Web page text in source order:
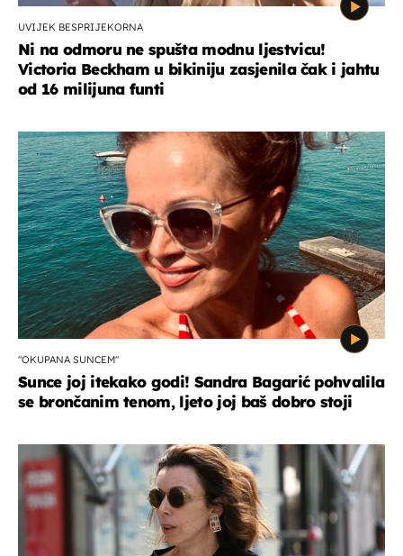
UVIJEK BESPRIJEKORNA
Ni na odmoru ne spušta modnu ljestvicu!
Victoria Beckham u bikiniju zasjenila čak i jahtu
od 16 milijuna funti
"OKUPANA SUNCEM"
Sunce joj itekako godi! Sandra Bagarić pohvalila
se brončanim tenom, ljeto joj baš dobro stoji